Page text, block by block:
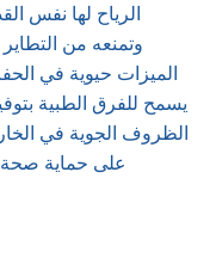
الرياح لها نفس
وتمنعه ​​من التطاير
الميزات حيوية في
يسمح للفرق الطبية
الظروف الجوية في
على حماية صحة